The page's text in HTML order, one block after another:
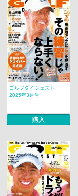
ゴルフダイジェスト
2025年3月号
購入